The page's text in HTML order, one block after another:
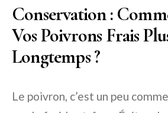
Conservation :
Vos Poivrons Frais
Longtemps ?
Le poivron, c’est un peu